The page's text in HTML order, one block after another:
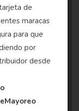
de
maracas
para que
por
desde